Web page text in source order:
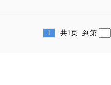
1 共1页 到第